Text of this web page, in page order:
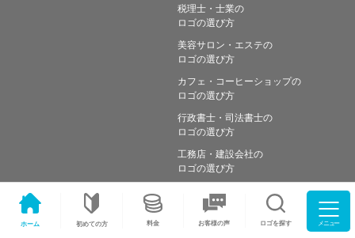
ホーム 初めての方 料金 お客様の声 ロゴを探す メニュー
税理士・士業の
ロゴの選び方
美容サロン・エステの
ロゴの選び方
カフェ・コーヒーショップの
ロゴの選び方
行政書士・司法書士の
ロゴの選び方
工務店・建設会社の
ロゴの選び方
Copyright © Simple works Inc. All Rights Reserved.